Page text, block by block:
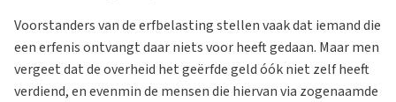
Voorstanders van de erfbelasting stellen vaak dat iemand die
een erfenis ontvangt daar niets voor heeft gedaan. Maar men
vergeet dat de overheid het geërfde geld óók niet zelf heeft
verdiend, en evenmin de mensen die hiervan via zogenaamde